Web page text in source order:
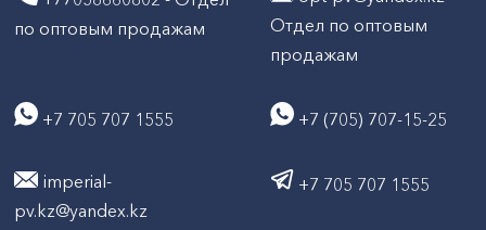
по оптовым продажам
Отдел по оптовым
продажам
+7 705 707 1555 +7 (705) 707-15-25
imperial-
pv.kz@yandex.kz
+7 705 707 1555